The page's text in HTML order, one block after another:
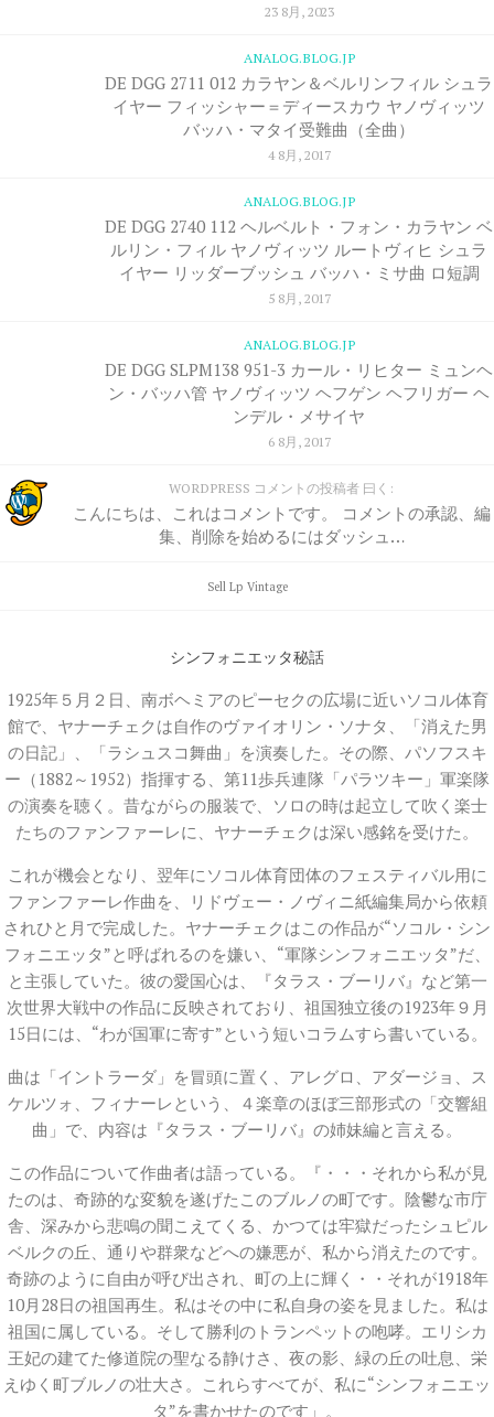
23 8月, 2023
ANALOG.BLOG.JP
DE DGG 2711 012 カラヤン＆ベルリンフィル シュラ
イヤー フィッシャー＝ディースカウ ヤノヴィッツ
バッハ・マタイ受難曲（全曲）
4 8月, 2017
ANALOG.BLOG.JP
DE DGG 2740 112 ヘルベルト・フォン・カラヤン ベ
ルリン・フィル ヤノヴィッツ ルートヴィヒ シュラ
イヤー リッダーブッシュ バッハ・ミサ曲 ロ短調
5 8月, 2017
ANALOG.BLOG.JP
DE DGG SLPM138 951-3 カール・リヒター ミュンヘ
ン・バッハ管 ヤノヴィッツ ヘフゲン ヘフリガー ヘ
ンデル・メサイヤ
6 8月, 2017
WORDPRESS コメントの投稿者 曰く:
こんにちは、これはコメントです。 コメントの承認、編
集、削除を始めるにはダッシュ…
Sell Lp Vintage
シンフォニエッタ秘話
1925年５月２日、南ボヘミアのピーセクの広場に近いソコル体育
館で、ヤナーチェクは自作のヴァイオリン・ソナタ、「消えた男
の日記」、「ラシュスコ舞曲」を演奏した。その際、パソフスキ
ー（1882～1952）指揮する、第11歩兵連隊「パラツキー」軍楽隊
の演奏を聴く。昔ながらの服装で、ソロの時は起立して吹く楽士
たちのファンファーレに、ヤナーチェクは深い感銘を受けた。
これが機会となり、翌年にソコル体育団体のフェスティバル用に
ファンファーレ作曲を、リドヴェー・ノヴィニ紙編集局から依頼
されひと月で完成した。ヤナーチェクはこの作品が“ソコル・シン
フォニエッタ”と呼ばれるのを嫌い、“軍隊シンフォニエッタ”だ、
と主張していた。彼の愛国心は、『タラス・ブーリバ』など第一
次世界大戦中の作品に反映されており、祖国独立後の1923年９月
15日には、“わが国軍に寄す”という短いコラムすら書いている。
曲は「イントラーダ」を冒頭に置く、アレグロ、アダージョ、ス
ケルツォ、フィナーレという、４楽章のほぼ三部形式の「交響組
曲」で、内容は『タラス・ブーリバ』の姉妹編と言える。
この作品について作曲者は語っている。『・・・それから私が見
たのは、奇跡的な変貌を遂げたこのブルノの町です。陰鬱な市庁
舎、深みから悲鳴の聞こえてくる、かつては牢獄だったシュピル
ベルクの丘、通りや群衆などへの嫌悪が、私から消えたのです。
奇跡のように自由が呼び出され、町の上に輝く・・それが1918年
10月28日の祖国再生。私はその中に私自身の姿を見ました。私は
祖国に属している。そして勝利のトランペットの咆哮。エリシカ
王妃の建てた修道院の聖なる静けさ、夜の影、緑の丘の吐息、栄
えゆく町ブルノの壮大さ。これらすべてが、私に“シンフォニエッ
タ”を書かせたのです」。